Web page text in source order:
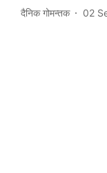
दैनिक गोमन्तक 02